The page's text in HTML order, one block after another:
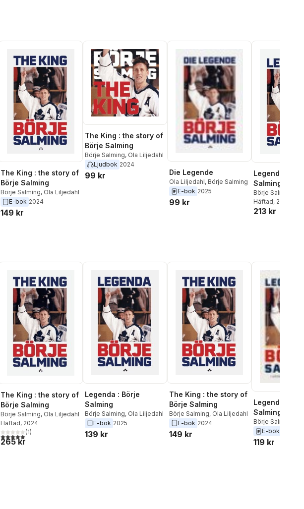
The King : the story of
Börje Salming
Börje Salming, Ola Liljedahl
E-bok 2024
149 kr
The King : the story of
Börje Salming
Börje Salming, Ola Liljedahl
Ljudbok 2024
99 kr Die Legende
Ola Liljedahl, Börje Salming
E-bok 2025
99 kr
Legenda :
Salming
Börje Salming
Häftad, 2025
213 kr
The King : the story of
Börje Salming
Börje Salming, Ola Liljedahl
Häftad, 2024
5,0utav 5 stjärnor. Totalt antal röster:
(1)
265 kr
Legenda : Börje
Salming
Börje Salming, Ola Liljedahl
E-bok 2025
139 kr
The King : the story of
Börje Salming
Börje Salming, Ola Liljedahl
E-bok 2024
149 kr
Legenden
Salming
Börje Salming
E-bok
119 kr